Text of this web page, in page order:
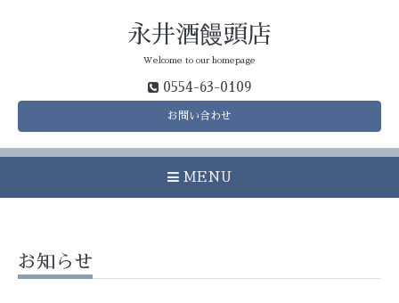
永井酒饅頭店
Welcome to our homepage
0554-63-0109
お問い合わせ
MENU
お知らせ